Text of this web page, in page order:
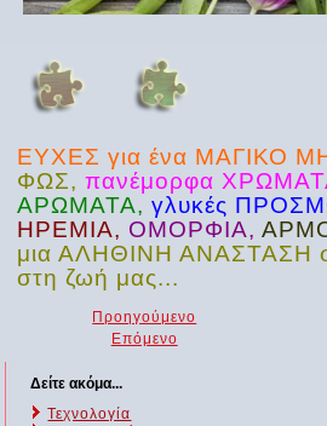
ΕΥΧΕΣ για ένα ΜΑΓΙΚΟ
ΦΩΣ, πανέμορφα
ΑΡΩΜΑΤΑ, γλυκές
ΗΡΕΜΙΑ, ΟΜΟΡΦΙΑ,
μια ΑΛΗΘΙΝΗ ΑΝΑΣΤΑΣΗ
στη ζωή μας...
Προηγούμενο
Επόμενο
Δείτε ακόμα...
Τεχνολογία